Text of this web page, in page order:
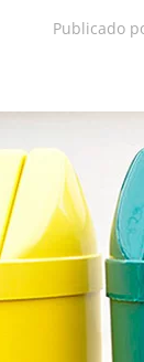
Publicado